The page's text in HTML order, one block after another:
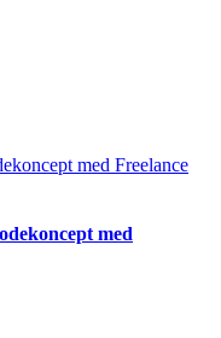
med Freelance
med